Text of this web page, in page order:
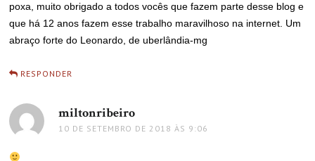
poxa, muito obrigado a todos vocês que fazem parte desse blog e
que há 12 anos fazem esse trabalho maravilhoso na internet. Um
abraço forte do Leonardo, de uberlândia-mg
RESPONDER
miltonribeiro
10 DE SETEMBRO DE 2018 ÀS 9:06